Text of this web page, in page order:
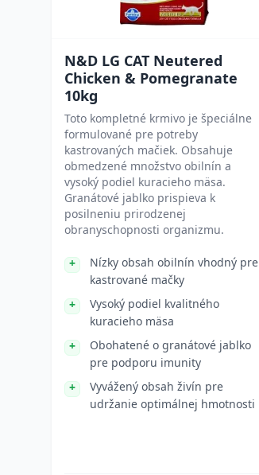
N&D LG CAT Neutered
Chicken & Pomegranate
10kg
Toto kompletné krmivo je špeciálne
formulované pre potreby
kastrovaných mačiek. Obsahuje
obmedzené množstvo obilnín a
vysoký podiel kuracieho mäsa.
Granátové jablko prispieva k
posilneniu prirodzenej
obranyschopnosti organizmu.
Nízky obsah obilnín vhodný pre
kastrované mačky
Vysoký podiel kvalitného
kuracieho mäsa
Obohatené o granátové jablko
pre podporu imunity
Vyvážený obsah živín pre
udržanie optimálnej hmotnosti